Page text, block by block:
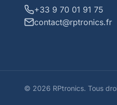
+33 9 70 01 91 75
contact@rptronics.fr
© 2026 RPtronics. Tous